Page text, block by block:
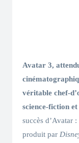
Avatar 3,
véritable chef-
science-fiction
succès d’Avatar
produit par